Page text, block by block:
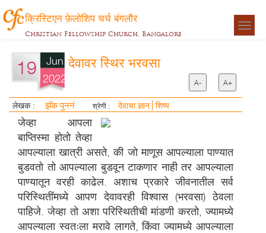
क्रिस्टिएन फ़ेलोशिप चर्च बंगलौर
Christian Fellowship Church, Bangalore
19
Jun
2022
देवावर स्थिर भरवसा
A- A+
लेखक : झॅक पुननं श्रेणी : देवाचा ज्ञान शिष्य
जेव्हा आपला
बाप्तिस्मा होतो तेव्हा
आपल्याला खात्री असते, की जो माणूस आपल्याला पाण्यात
बुडवतो तो आपल्याला बुडवून टाकणार नाही तर आपल्याला
पाण्यातून वरही काढेल. अशाच प्रकारे जीवनातील सर्व
परिस्थितींमध्ये आपण देवावरही विश्वास (भरवसा) ठेवला
पाहिजे. जेव्हा तो अशा परिस्थितीची मांडणी करतो, ज्यामध्ये
आपल्याला स्वतःला मरावे लागते, किंवा ज्यामध्ये आपल्याला